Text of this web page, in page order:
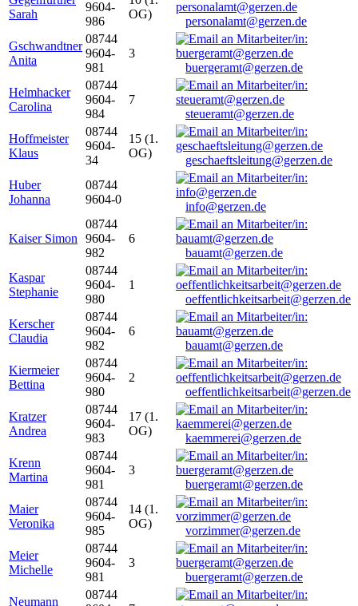
Sarah
9604-
986
OG)
personalamt@gerzen.de
Gschwandtner
Anita
08744
9604-
981
3
buergeramt@gerzen.de
Helmhacker
Carolina
08744
9604-
984
7
steueramt@gerzen.de
Hoffmeister
Klaus
08744
9604-
34
15 (1.
OG)
geschaeftsleitung@gerzen.de
Huber
Johanna
08744
9604-0
info@gerzen.de
Kaiser Simon
08744
9604-
982
6
bauamt@gerzen.de
Kaspar
Stephanie
08744
9604-
980
1
oeffentlichkeitsarbeit@gerzen.de
Kerscher
Claudia
08744
9604-
982
6
bauamt@gerzen.de
Kiermeier
Bettina
08744
9604-
980
2
oeffentlichkeitsarbeit@gerzen.de
Kratzer
Andrea
08744
9604-
983
17 (1.
OG)
kaemmerei@gerzen.de
Krenn
Martina
08744
9604-
981
3
buergeramt@gerzen.de
Maier
Veronika
08744
9604-
985
14 (1.
OG)
vorzimmer@gerzen.de
Meier
Michelle
08744
9604-
981
3
buergeramt@gerzen.de
Neumann
08744